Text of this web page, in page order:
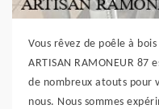
Vous rêvez de poêle à
ARTISAN RAMONEUR 87
de nombreux atouts pour
nous. Nous sommes